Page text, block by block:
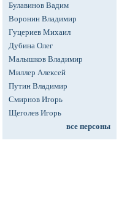
Булавинов Вадим
Воронин Владимир
Гуцериев Михаил
Дубина Олег
Малышков Владимир
Миллер Алексей
Путин Владимир
Смирнов Игорь
Щеголев Игорь
все персоны